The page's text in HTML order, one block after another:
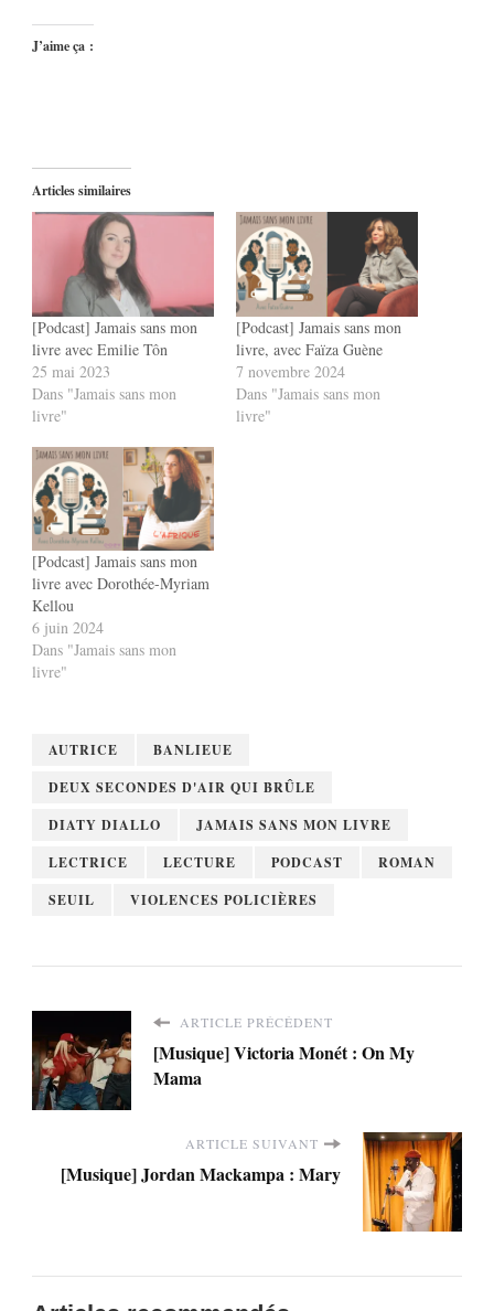
J’aime ça :
Articles similaires
[Podcast] Jamais sans mon
livre avec Emilie Tôn
25 mai 2023
Dans "Jamais sans mon
livre"
[Podcast] Jamais sans mon
livre, avec Faïza Guène
7 novembre 2024
Dans "Jamais sans mon
livre"
[Podcast] Jamais sans mon
livre avec Dorothée-Myriam
Kellou
6 juin 2024
Dans "Jamais sans mon
livre"
AUTRICE
BANLIEUE
DEUX SECONDES D'AIR QUI BRÛLE
DIATY DIALLO
JAMAIS SANS MON LIVRE
LECTRICE
LECTURE PODCAST
ROMAN
SEUIL
VIOLENCES POLICIÈRES
ARTICLE PRÉCÉDENT
[Musique] Victoria Monét : On My
Mama
ARTICLE SUIVANT
[Musique] Jordan Mackampa : Mary